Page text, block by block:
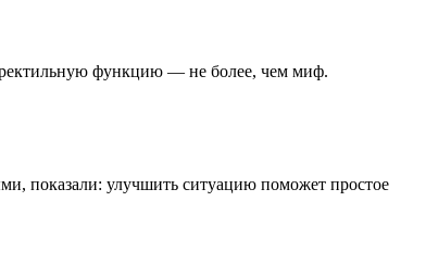
функцию — не более, чем миф.
показали: улучшить ситуацию поможет простое